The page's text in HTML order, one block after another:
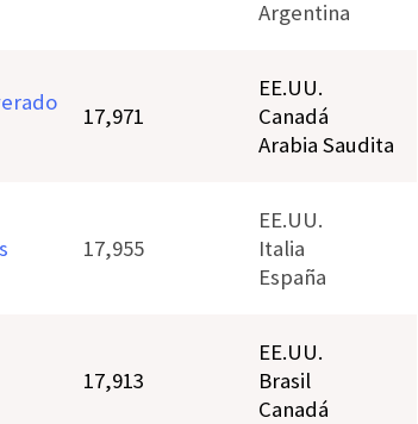
Argentina
17,971
EE.UU.
Canadá
Arabia Saudita
17,955
EE.UU.
Italia
España
17,913
EE.UU.
Brasil
Canadá